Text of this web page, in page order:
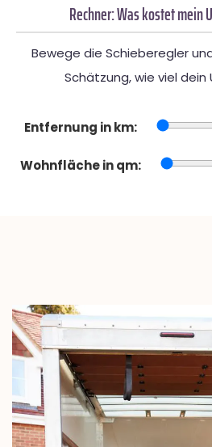
Rechner: Was kostet mein
Bewege die Schieberegler
Schätzung, wie viel dein
Entfernung in km:
Wohnfläche in qm: